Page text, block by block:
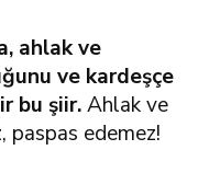
ahlak ve
ve kardeşçe
bu şiir.Ahlak ve
paspas edemez!